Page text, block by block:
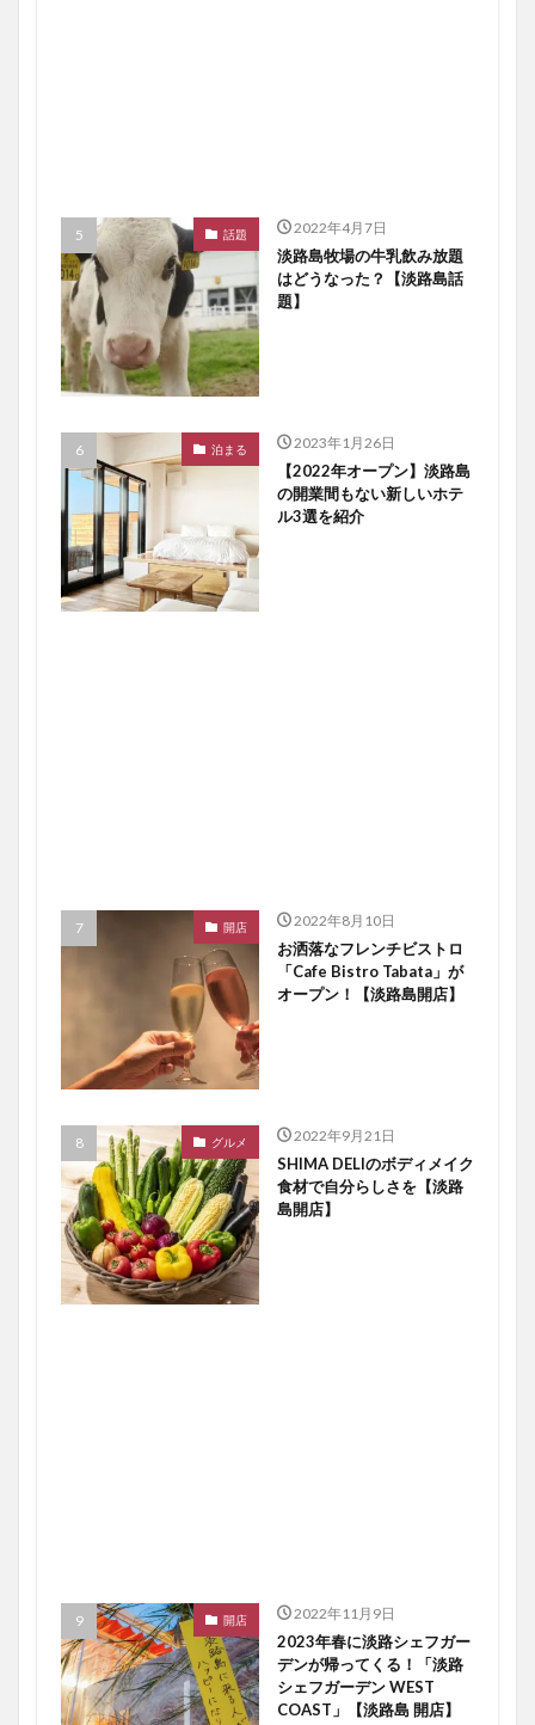
話題 2022年4月7日
淡路島牧場の牛乳飲み放題
はどうなった？【淡路島話
題】
泊まる 2023年1月26日
【2022年オープン】淡路島
の開業間もない新しいホテ
ル3選を紹介
開店 2022年8月10日
お洒落なフレンチビストロ
「Cafe Bistro Tabata」が
オープン！【淡路島開店】
グルメ 2022年9月21日
SHIMA DELIのボディメイク
食材で自分らしさを【淡路
島開店】
開店 2022年11月9日
2023年春に淡路シェフガー
デンが帰ってくる！「淡路
シェフガーデン WEST
COAST」【淡路島 開店】